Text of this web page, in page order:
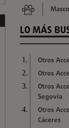
LO MÁS
Otros
Otros
Otros
Segovia
Otros
Cáceres